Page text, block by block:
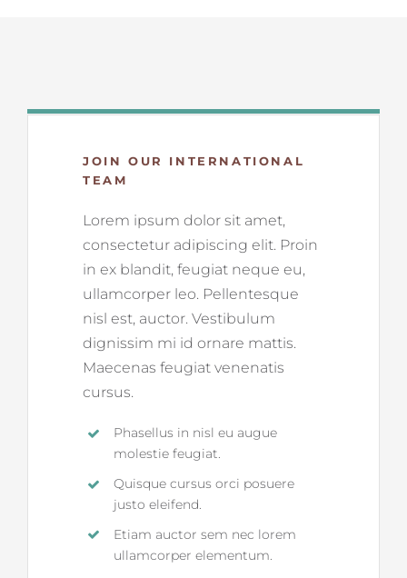
JOIN OUR INTERNATIONAL
TEAM
Lorem ipsum dolor sit amet,
consectetur adipiscing elit. Proin
in ex blandit, feugiat neque eu,
ullamcorper leo. Pellentesque
nisl est, auctor. Vestibulum
dignissim mi id ornare mattis.
Maecenas feugiat venenatis
cursus.
Phasellus in nisl eu augue
molestie feugiat.
Quisque cursus orci posuere
justo eleifend.
Etiam auctor sem nec lorem
ullamcorper elementum.